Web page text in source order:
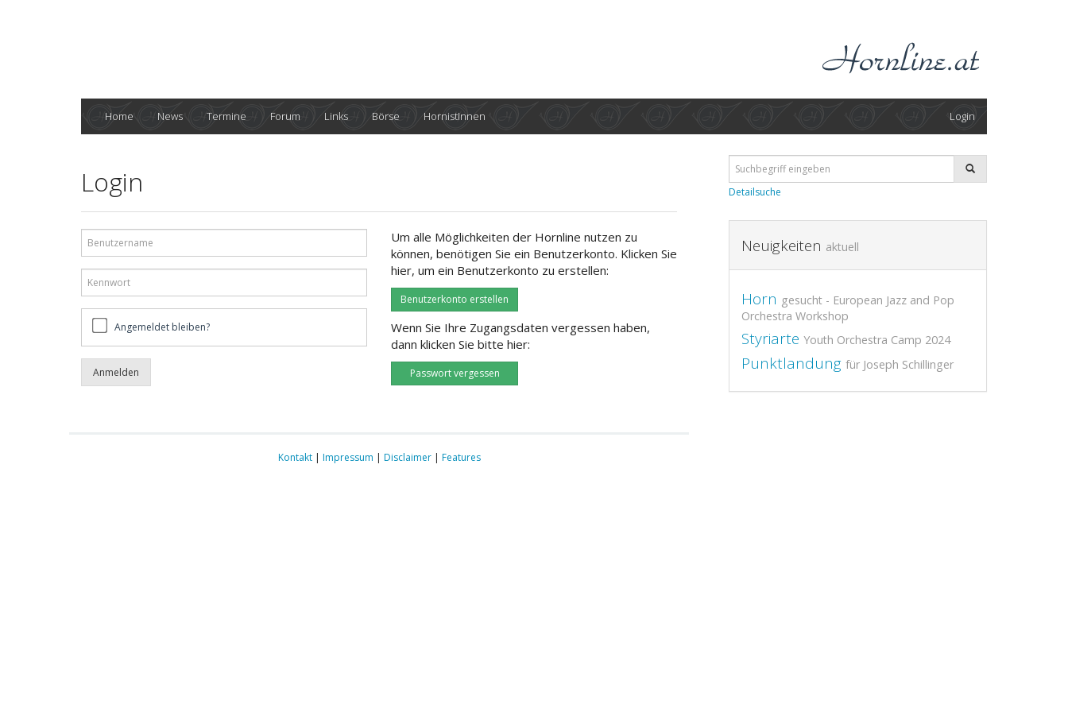
Home News Termine Forum Links Börse HornistInnen Login
Login
bleiben?Angemeldet bleiben?
Um alle Möglichkeiten der Hornline nutzen zu
können, benötigen Sie ein Benutzerkonto. Klicken Sie
hier, um ein Benutzerkonto zu erstellen:
Benutzerkonto erstellen
Wenn Sie Ihre Zugangsdaten vergessen haben,
dann klicken Sie bitte hier:
Passwort vergessen
Detailsuche
Neuigkeiten aktuell
Horn gesucht - European Jazz and Pop
Orchestra Workshop
Styriarte Youth Orchestra Camp 2024
Punktlandung für Joseph Schillinger
Kontakt| Impressum | Disclaimer| Features